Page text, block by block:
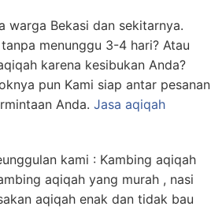
warga Bekasi dan sekitarnya.
menunggu 3-4 hari? Atau
karena kesibukan Anda?
pun Kami siap antar pesanan
Anda. Jasa aqiqah
kami : Kambing aqiqah
aqiqah yang murah , nasi
aqiqah enak dan tidak bau